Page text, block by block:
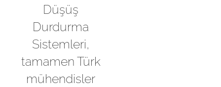
Düşüş
Durdurma
Sistemleri,
tamamen Türk
mühendisler